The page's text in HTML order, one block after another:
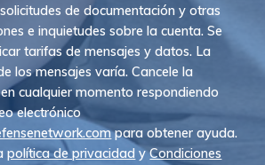
de documentación y otras
e inquietudes sobre la cuenta. Se
tarifas de mensajes y datos. La
los mensajes varía. Cancele la
cualquier momento respondiendo
electrónico
para obtener ayuda.
política de privacidad yCondiciones